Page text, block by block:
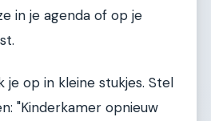
in je agenda of op je
op in kleine stukjes. Stel
"Kinderkamer opnieuw